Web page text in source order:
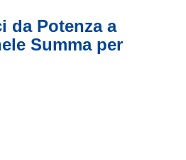
da Potenza a
Summa per